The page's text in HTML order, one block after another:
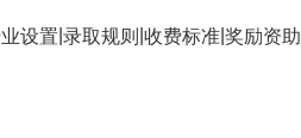
设置 |录取规则 |收费标准 |奖励资助